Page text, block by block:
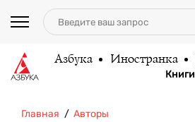
Азбука Иностранка
Книги
Главная Авторы